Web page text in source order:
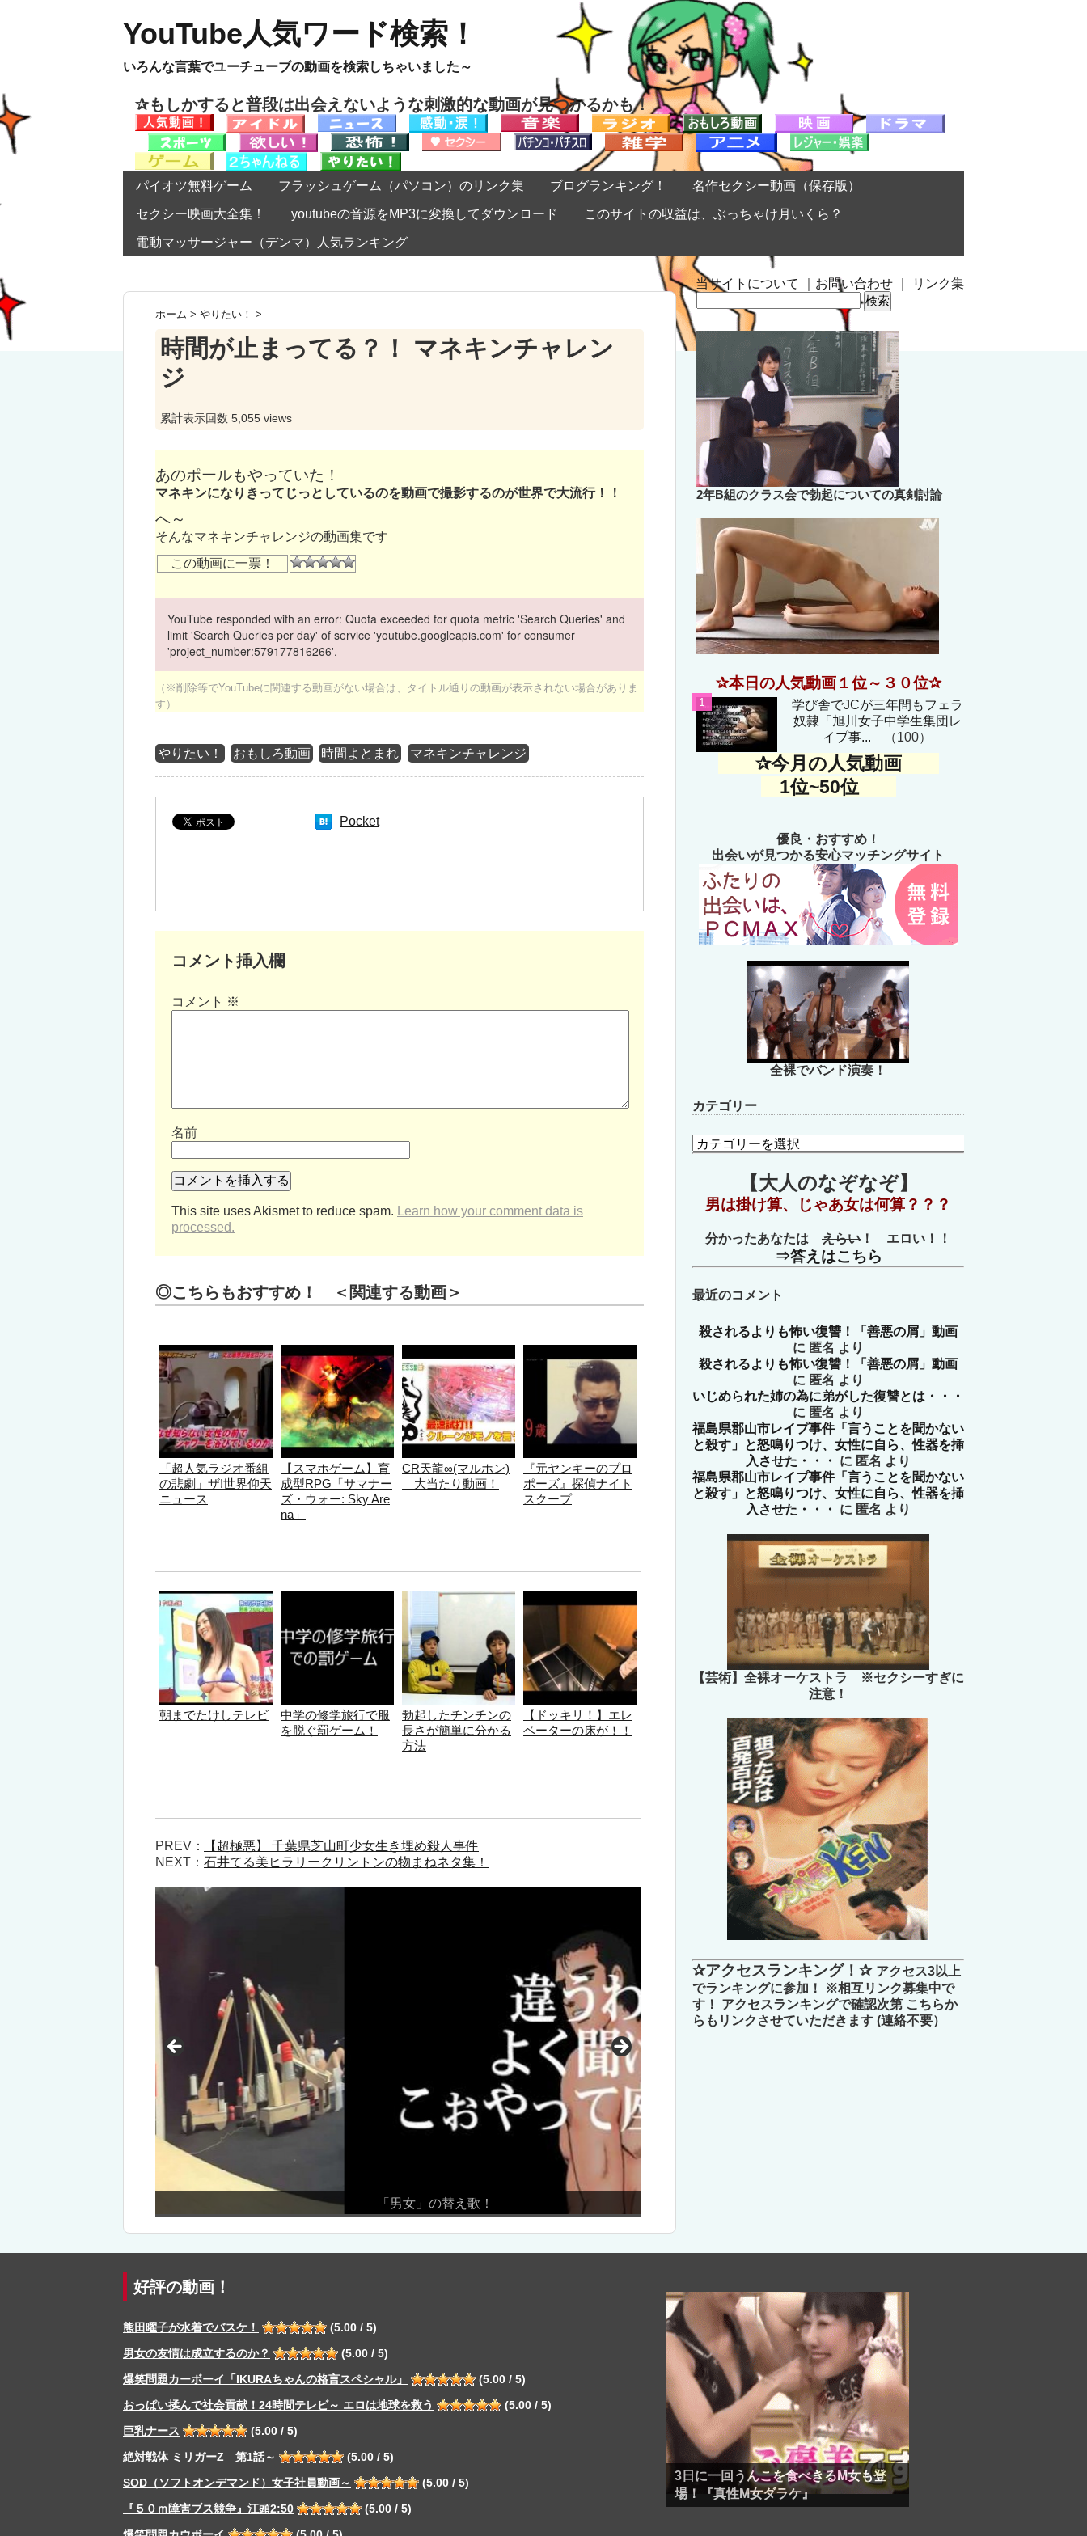
YouTube人気ワード検索！
いろんな言葉でユーチューブの動画を検索しちゃいました～
✰もしかすると普段は出会えないような刺激的な動画が見つかるかも！
パイオツ無料ゲーム フラッシュゲーム（パソコン）のリンク集 ブログランキング！ 名作セクシー動画（保存版）
セクシー映画大全集！ youtubeの音源をMP3に変換してダウンロード このサイトの収益は、ぶっちゃけ月いくら？
電動マッサージャー（デンマ）人気ランキング
当サイトについて お問い合わせ リンク集
ホーム > やりたい！ >
時間が止まってる？！ マネキンチャレン
ジ
累計表示回数 5,055 views
あのポールもやっていた！
マネキンになりきってじっとしているのを動画で撮影するのが世界で大流行！！
へ～
そんなマネキンチャレンジの動画集です
この動画に一票！
YouTube responded with an error: Quota exceeded for quota metric 'Search Queries' and
limit 'Search Queries per day' of service 'youtube.googleapis.com' for consumer
'project_number:579177816266'.
（※削除等でYouTubeに関連する動画がない場合は、タイトル通りの動画が表示されない場合がありま
す）
やりたい！ おもしろ動画 時間よとまれ マネキンチャレンジ
Pocket
コメント挿入欄
コメント ※
名前
This site uses Akismet to reduce spam.
Learn how your comment data is
processed.
◎こちらもおすすめ！ ＜関連する動画＞
「超人気ラジオ番組
の悲劇」ザ!世界仰天
ニュース
【スマホゲーム】育
成型RPG「サマナー
ズ・ウォー: Sky Are
na」
CR天龍∞(マルホン)
大当たり動画！
『元ヤンキーのプロ
ポーズ』探偵ナイト
スクープ
朝までたけしテレビ
中学の修学旅行で服
を脱ぐ罰ゲーム！
勃起したチンチンの
長さが簡単に分かる
方法
【ドッキリ！】エレ
ベーターの床が！！
PREV：
【超極悪】 千葉県芝山町少女生き埋め殺人事件
NEXT： 石井てる美ヒラリークリントンの物まねネタ集！
検
索:
2年B組のクラス会で勃起についての真剣討論
✰本日の人気動画１位～３０位✰
学び舎でJCが三年間もフェラ
奴隷「旭川女子中学生集団レ
イプ事... （100）
✰今月の人気動画
1位~50位
優良・おすすめ！
出会いが見つかる安心マッチングサイト
全裸でバンド演奏！
カテゴリー
カ
テ
【大人のなぞなぞ】
男は掛け算、じゃあ女は何算？？？
分かったあなたは えらい ！ エロい！！
⇒答えはこちら
最近のコメント
殺されるよりも怖い復讐！「善悪の屑」動画
に 匿名 より
殺されるよりも怖い復讐！「善悪の屑」動画
に 匿名 より
いじめられた姉の為に弟がした復讐とは・・・
に 匿名 より
福島県郡山市レイプ事件「言うことを聞かない
と殺す」と怒鳴りつけ、女性に自ら、性器を挿
入させた・・・
に 匿名 より
福島県郡山市レイプ事件「言うことを聞かない
と殺す」と怒鳴りつけ、女性に自ら、性器を挿
入させた・・・
に 匿名 より
【芸術】全裸オーケストラ ※セクシーすぎに
注意！
✰アクセスランキング！✰ アクセス3以上
でランキングに参加！ ※相互リンク募集中で
す！ アクセスランキングで確認次第 こちらか
らもリンクさせていただきます (連絡不要）
好評の動画！
熊田曜子が水着でバスケ！
(5.00 / 5)
男女の友情は成立するのか？
(5.00 / 5)
爆笑問題カーボーイ「IKURAちゃんの格言スペシャル」
(5.00 / 5)
おっぱい揉んで社会貢献！24時間テレビ～ エロは地球を救う
(5.00 / 5)
巨乳ナース
(5.00 / 5)
絶対戦体 ミリガーZ 第1話～
(5.00 / 5)
SOD（ソフトオンデマンド）女子社員動画～
(5.00 / 5)
『５０ｍ障害ブス競争』江頭2:50
(5.00 / 5)
3日に一回うんこを食べきるM女も登
場！『真性M女ダラケ』